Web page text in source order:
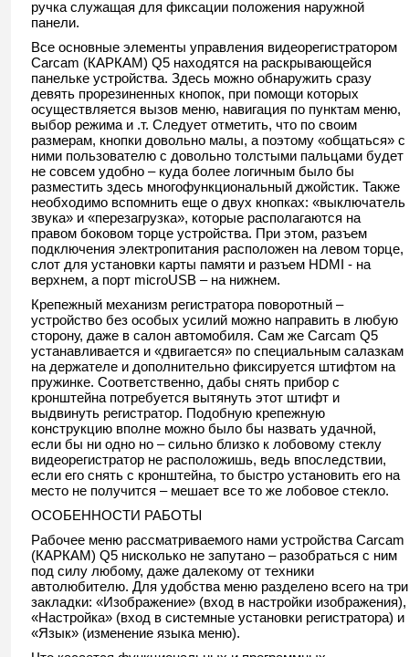
ручка служащая для фиксации положения наружной
панели.
Все основные элементы управления видеорегистратором
Carcam (КАРКАМ) Q5 находятся на раскрывающейся
панельке устройства. Здесь можно обнаружить сразу
девять прорезиненных кнопок, при помощи которых
осуществляется вызов меню, навигация по пунктам меню,
выбор режима и .т. Следует отметить, что по своим
размерам, кнопки довольно малы, а поэтому «общаться» с
ними пользователю с довольно толстыми пальцами будет
не совсем удобно – куда более логичным было бы
разместить здесь многофункциональный джойстик. Также
необходимо вспомнить еще о двух кнопках: «выключатель
звука» и «перезагрузка», которые располагаются на
правом боковом торце устройства. При этом, разъем
подключения электропитания расположен на левом торце,
слот для установки карты памяти и разъем HDMI - на
верхнем, а порт microUSB – на нижнем.
Крепежный механизм регистратора поворотный –
устройство без особых усилий можно направить в любую
сторону, даже в салон автомобиля. Сам же Carcam Q5
устанавливается и «двигается» по специальным салазкам
на держателе и дополнительно фиксируется штифтом на
пружинке. Соответственно, дабы снять прибор с
кронштейна потребуется вытянуть этот штифт и
выдвинуть регистратор. Подобную крепежную
конструкцию вполне можно было бы назвать удачной,
если бы ни одно но – сильно близко к лобовому стеклу
видеорегистратор не расположишь, ведь впоследствии,
если его снять с кронштейна, то быстро установить его на
место не получится – мешает все то же лобовое стекло.
ОСОБЕННОСТИ РАБОТЫ
Рабочее меню рассматриваемого нами устройства Carcam
(КАРКАМ) Q5 нисколько не запутано – разобраться с ним
под силу любому, даже далекому от техники
автолюбителю. Для удобства меню разделено всего на три
закладки: «Изображение» (вход в настройки изображения),
«Настройка» (вход в системные установки регистратора) и
«Язык» (изменение языка меню).